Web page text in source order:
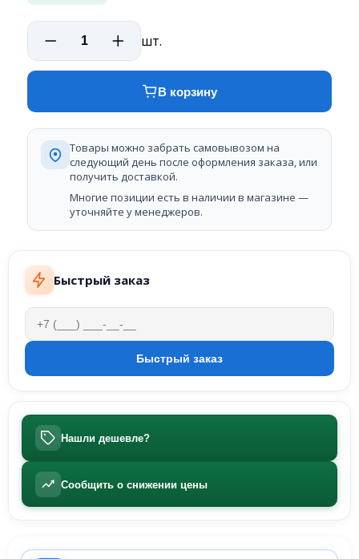
Быстрый заказ
Нашли дешевле?
Сообщить о снижении цены
шт.
В корзину
Товары можно забрать самовывозом на
следующий день после оформления заказа, или
получить доставкой.
Многие позиции есть в наличии в магазине —
уточняйте у менеджеров.